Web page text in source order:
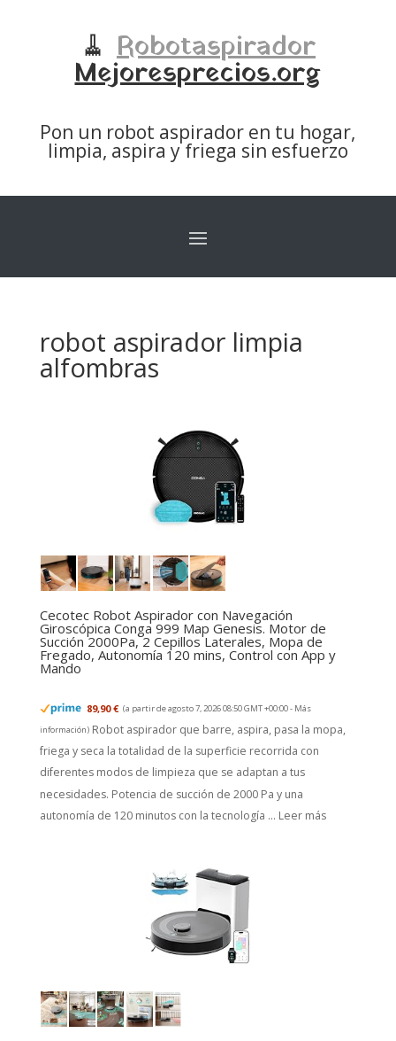
🧹 Robotaspirador
Mejoresprecios.org
Pon un robot aspirador en tu hogar,
limpia, aspira y friega sin esfuerzo
robot aspirador limpia
alfombras
Cecotec Robot Aspirador con Navegación
Giroscópica Conga 999 Map Genesis. Motor de
Succión 2000Pa, 2 Cepillos Laterales, Mopa de
Fregado, Autonomía 120 mins, Control con App y
Mando
89,90 € (a partir de agosto 7, 2026 08:50 GMT +00:00 - Más
información) Robot aspirador que barre, aspira, pasa la mopa,
friega y seca la totalidad de la superficie recorrida con
diferentes modos de limpieza que se adaptan a tus
necesidades. Potencia de succión de 2000 Pa y una
autonomía de 120 minutos con la tecnología ... Leer más